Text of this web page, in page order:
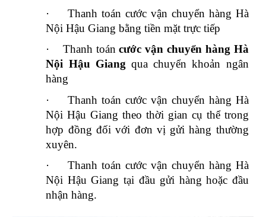
·
Thanh toán cước vận chuyển hàng Hà
Nội Hậu Giang bằng tiền mặt trực tiếp
·
Thanh toáncước vận chuyển hàng Hà
Nội Hậu Giang qua chuyển khoản ngân
hàng
·
Thanh toán cước vận chuyển hàng Hà
Nội Hậu Giang theo thời gian cụ thể trong
hợp đồng đối với đơn vị gửi hàng thường
xuyên.
·
Thanh toán cước vận chuyển hàng Hà
Nội Hậu Giang tại đầu gửi hàng hoặc đầu
nhận hàng.